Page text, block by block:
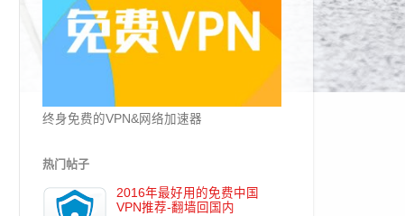
终身免费的VPN&网络加速器
热门帖子
2016年最好用的免费中国
VPN推荐-翻墙回国内